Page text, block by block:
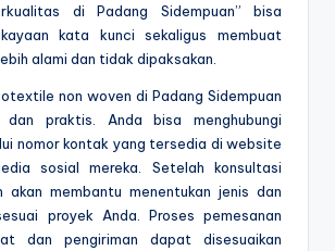
di Padang Sidempuan” bisa
kata kunci sekaligus membuat
alami dan tidak dipaksakan.
non woven di Padang Sidempuan
dan praktis. Anda bisa menghubungi
nomor kontak yang tersedia di website
sosial mereka. Setelah konsultasi
akan membantu menentukan jenis dan
proyek Anda. Proses pemesanan
dan pengiriman dapat disesuaikan